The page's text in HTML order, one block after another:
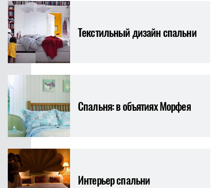
Текстильный дизайн спальни
Спальня: в объятиях Морфея
Интерьер спальни